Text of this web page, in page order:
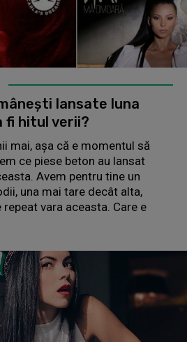
lansate luna
fi hitul verii?
mai, așa că e momentul să
ce piese beton au lansat
Avem pentru tine un
una mai tare decât alta,
repeat vara aceasta. Care e